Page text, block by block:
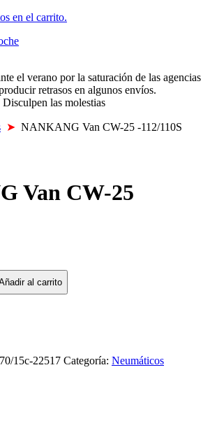
en el carrito.
el verano por la saturación de las agencias
retrasos en algunos envíos.
Disculpen las molestias
➤ NANKANG Van CW-25 -112/110S
Van CW-25
al carrito
15c-22517 Categoría: Neumáticos